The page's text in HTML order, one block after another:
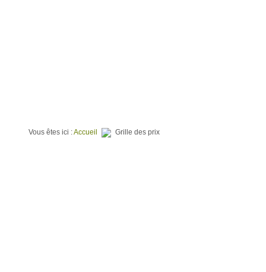
Vous êtes ici :Accueil Grille des prix